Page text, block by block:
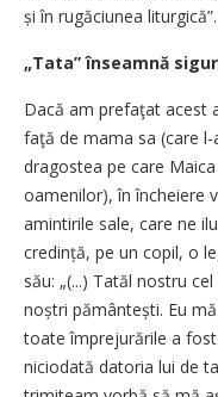
și în rugăciunea liturgică”.
„Tata” înseamnă
Dacă am prefaţat acest
faţă de mama sa (care
dragostea pe care
oamenilor), în încheiere
amintirile sale, care ne
credință, pe un copil, o
său: „(...) Tatăl nostru
noștri pământești. Eu
toate împrejurările a
niciodată datoria lui de